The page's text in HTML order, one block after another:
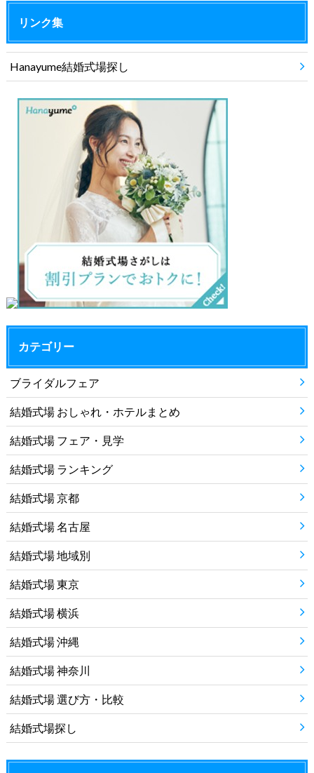
リンク集
Hanayume結婚式場探し
カテゴリー
ブライダルフェア
結婚式場 おしゃれ・ホテルまとめ
結婚式場 フェア・見学
結婚式場 ランキング
結婚式場 京都
結婚式場 名古屋
結婚式場 地域別
結婚式場 東京
結婚式場 横浜
結婚式場 沖縄
結婚式場 神奈川
結婚式場 選び方・比較
結婚式場探し